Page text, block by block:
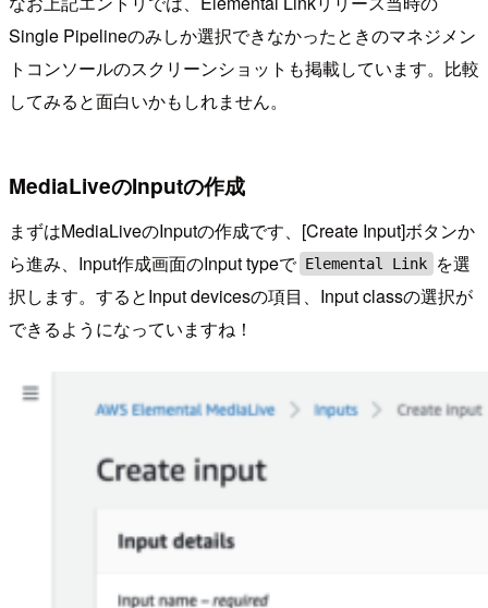
Single Pipelineのみしか選択できなかったときのマネジメン
トコンソールのスクリーンショットも掲載しています。比較
してみると面白いかもしれません。
MediaLiveのInputの作成
まずはMediaLiveのInputの作成です、[Create Input]ボタンか
ら進み、Input作成画面のInput typeで Elemental Link
を選
択します。するとInput devicesの項目、Input classの選択が
できるようになっていますね！